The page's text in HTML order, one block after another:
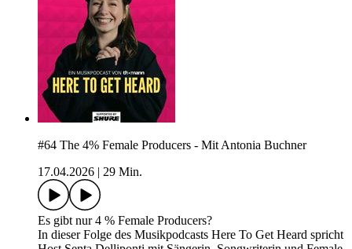
#64 The 4% Female Producers - Mit Antonia Buchner
17.04.2026
29 Min.
Es gibt nur 4 % Female Producers?
In dieser Folge des Musikpodcasts Here To Get Heard spricht